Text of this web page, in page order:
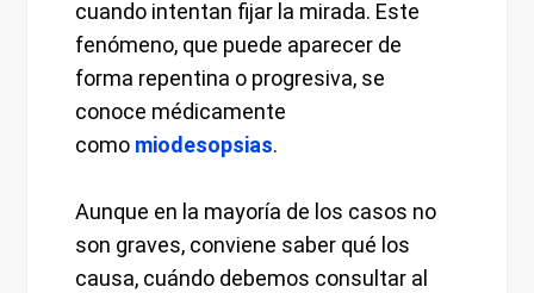
cuando intentan fijar la mirada. Este
fenómeno, que puede aparecer de
forma repentina o progresiva, se
conoce médicamente
como miodesopsias.
Aunque en la mayoría de los casos no
son graves, conviene saber qué los
causa, cuándo debemos consultar al